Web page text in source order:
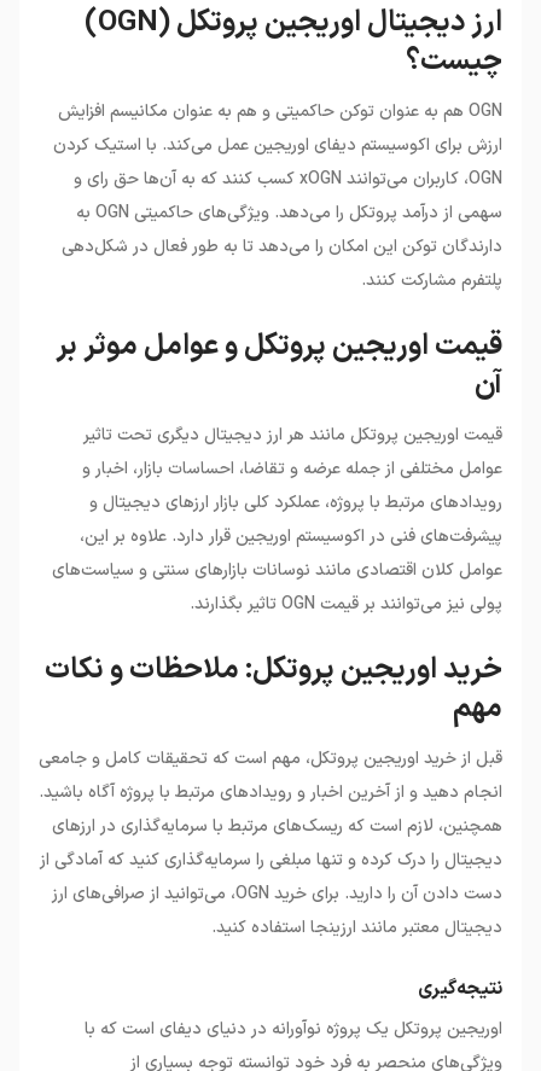
ارز دیجیتال اوریجین پروتکل (OGN)
چیست؟
OGN هم به عنوان توکن حاکمیتی و هم به عنوان مکانیسم افزایش
ارزش برای اکوسیستم دیفای اوریجین عمل می‌کند. با استیک کردن
OGN، کاربران می‌توانند xOGN کسب کنند که به آن‌ها حق رای و
سهمی از درآمد پروتکل را می‌دهد. ویژگی‌های حاکمیتی OGN به
دارندگان توکن این امکان را می‌دهد تا به طور فعال در شکل‌دهی
پلتفرم مشارکت کنند.
قیمت اوریجین پروتکل و عوامل موثر بر
آن
قیمت اوریجین پروتکل مانند هر ارز دیجیتال دیگری تحت تاثیر
عوامل مختلفی از جمله عرضه و تقاضا، احساسات بازار، اخبار و
رویدادهای مرتبط با پروژه، عملکرد کلی بازار ارزهای دیجیتال و
پیشرفت‌های فنی در اکوسیستم اوریجین قرار دارد. علاوه بر این،
عوامل کلان اقتصادی مانند نوسانات بازارهای سنتی و سیاست‌های
پولی نیز می‌توانند بر قیمت OGN تاثیر بگذارند.
خرید اوریجین پروتکل: ملاحظات و نکات
مهم
قبل از خرید اوریجین پروتکل، مهم است که تحقیقات کامل و جامعی
انجام دهید و از آخرین اخبار و رویدادهای مرتبط با پروژه آگاه باشید.
همچنین، لازم است که ریسک‌های مرتبط با سرمایه‌گذاری در ارزهای
دیجیتال را درک کرده و تنها مبلغی را سرمایه‌گذاری کنید که آمادگی از
دست دادن آن را دارید. برای خرید OGN، می‌توانید از صرافی‌های ارز
دیجیتال معتبر مانند ارزینجا استفاده کنید.
نتیجه‌گیری
اوریجین پروتکل یک پروژه نوآورانه در دنیای دیفای است که با
ویژگی‌های منحصر به فرد خود توانسته توجه بسیاری از